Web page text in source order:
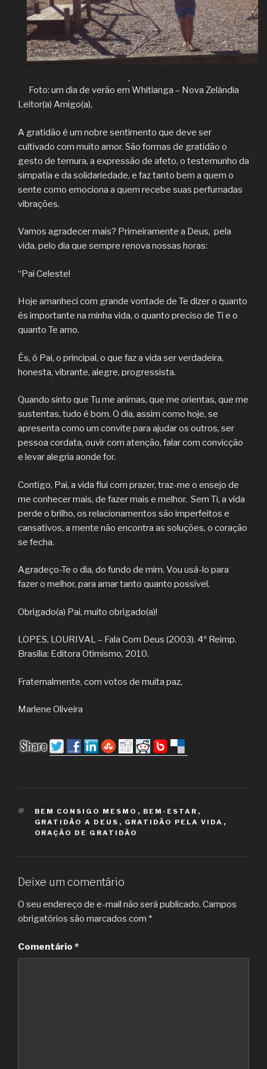
Foto: um dia de verão em Whitianga – Nova Zelândia
Leitor(a) Amigo(a),
A gratidão é um nobre sentimento que deve ser
cultivado com muito amor. São formas de gratidão o
gesto de ternura, a expressão de afeto, o testemunho da
simpatia e da solidariedade, e faz tanto bem a quem o
sente como emociona a quem recebe suas perfumadas
vibrações.
Vamos agradecer mais? Primeiramente a Deus, pela
vida, pelo dia que sempre renova nossas horas:
“Pai Celeste!
Hoje amanheci com grande vontade de Te dizer o quanto
és importante na minha vida, o quanto preciso de Ti e o
quanto Te amo.
És, ó Pai, o principal, o que faz a vida ser verdadeira,
honesta, vibrante, alegre, progressista.
Quando sinto que Tu me animas, que me orientas, que me
sustentas, tudo é bom. O dia, assim como hoje, se
apresenta como um convite para ajudar os outros, ser
pessoa cordata, ouvir com atenção, falar com convicção
e levar alegria aonde for.
Contigo, Pai, a vida flui com prazer, traz-me o ensejo de
me conhecer mais, de fazer mais e melhor. Sem Ti, a vida
perde o brilho, os relacionamentos são imperfeitos e
cansativos, a mente não encontra as soluções, o coração
se fecha.
Agradeço-Te o dia, do fundo de mim. Vou usá-lo para
fazer o melhor, para amar tanto quanto possível.
Obrigado(a) Pai, muito obrigado(a)!
LOPES, LOURIVAL – Fala Com Deus (2003). 4ª Reimp.
Brasília: Editora Otimismo, 2010.
Fraternalmente, com votos de muita paz,
Marlene Oliveira
TAGS
BEM CONSIGO MESMO , BEM-ESTAR ,
GRATIDÃO A DEUS , GRATIDÃO PELA VIDA ,
ORAÇÃO DE GRATIDÃO
Deixe um comentário
O seu endereço de e-mail não será publicado. Campos
obrigatórios são marcados com *
Comentário *